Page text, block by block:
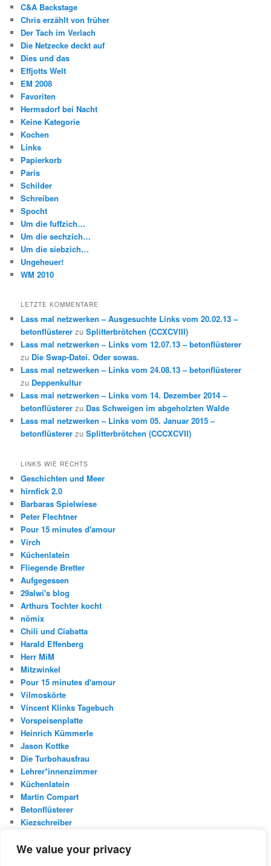
We value your privacy
C&A Backstage
Chris erzählt von früher
Der Tach im Verlach
Die Netzecke deckt auf
Dies und das
Effjotts Welt
EM 2008
Favoriten
Hermsdorf bei Nacht
Keine Kategorie
Kochen
Links
Papierkorb
Paris
Schilder
Schreiben
Spocht
Um die fuffzich…
Um die sechzich…
Um die siebzich…
Ungeheuer!
WM 2010
LETZTE KOMMENTARE
Lass mal netzwerken – Ausgesuchte Links vom 20.02.13 –
betonflüsterer zuSplitterbrötchen (CCXCVIII)
Lass mal netzwerken – Links vom 12.07.13 – betonflüsterer
zu Die Swap-Datei. Oder sowas.
Lass mal netzwerken – Links vom 24.08.13 – betonflüsterer
zu Deppenkultur
Lass mal netzwerken – Links vom 14. Dezember 2014 –
betonflüsterer zu Das Schweigen im abgeholzten Walde
Lass mal netzwerken – Links vom 05. Januar 2015 –
betonflüsterer zuSplitterbrötchen (CCCXCVII)
LINKS WIE RECHTS
Geschichten und Meer
hirnfick 2.0
Barbaras Spielwiese
Peter Flechtner
Pour 15 minutes d'amour
Virch
Küchenlatein
Fliegende Bretter
Aufgegessen
29alwi's blog
Arthurs Tochter kocht
nömix
Chili und Ciabatta
Harald Effenberg
Herr MiM
Mitzwinkel
Pour 15 minutes d'amour
Vilmoskörte
Vincent Klinks Tagebuch
Vorspeisenplatte
Heinrich Kümmerle
Jason Kottke
Die Turbohausfrau
Lehrer*innenzimmer
Küchenlatein
Martin Compart
Betonflüsterer
Kiezschreiber